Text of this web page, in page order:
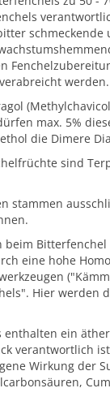
werden.
max. 5%
die Dimere
sind
stammen
beim
eine hohe
Hier werden
ein
verantwortlich
Wirkung der